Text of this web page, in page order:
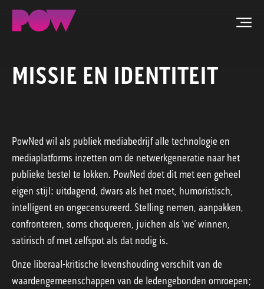
ZOEKEN
PROGRAMMA'S
TIP DE REDACTIE
WORD LID
CONTACT
MISSIE EN IDENTITEIT
PowNed wil als publiek mediabedrijf alle technologie en
mediaplatforms inzetten om de netwerkgeneratie naar het
publieke bestel te lokken. PowNed doet dit met een geheel
eigen stijl: uitdagend, dwars als het moet, humoristisch,
intelligent en ongecensureerd. Stelling nemen, aanpakken,
confronteren, soms choqueren, juichen als ‘we’ winnen,
satirisch of met zelfspot als dat nodig is.
Onze liberaal-kritische levenshouding verschilt van de
waardengemeenschappen van de ledengebonden omroepen;